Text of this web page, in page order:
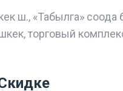
ш., «Табылга» соода
торговый